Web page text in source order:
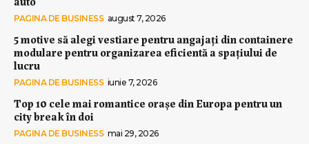
PAGINA DE BUSINESS august 7, 2026
5 motive să alegi vestiare pentru angajați din containere
modulare pentru organizarea eficientă a spațiului de
lucru
PAGINA DE BUSINESS iunie 7, 2026
Top 10 cele mai romantice orașe din Europa pentru un
city break în doi
PAGINA DE BUSINESS mai 29, 2026